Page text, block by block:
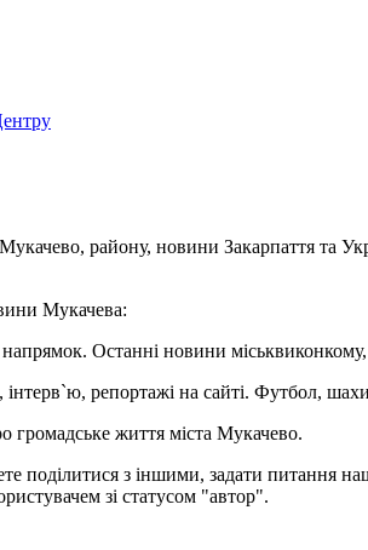
району, новини Закарпаття та
Мукачева:
Останні новини
репортажі на сайті. Футбол,
громадське життя міста Мукачево.
поділитися з іншими, задати питання
зі статусом "автор".